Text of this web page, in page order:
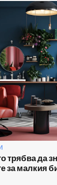
трябва да
за малкия